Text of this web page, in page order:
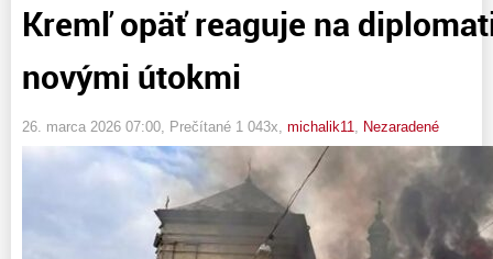
Kremľ opäť reaguje na
novými útokmi
26. marca 2026 07:00 , Prečítané 1 043x, michalik11 Nezaradené